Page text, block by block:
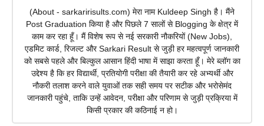
(About - sarkaririsults.com) मेरा नाम Kuldeep Singh है। मैंने
Post Graduation किया है और पिछले 7 सालों से Blogging के क्षेत्र में
काम कर रहा हूँ। मैं विशेष रूप से नई सरकारी नौकरियों (New Jobs),
एडमिट कार्ड, रिजल्ट और Sarkari Result से जुड़ी हर महत्वपूर्ण जानकारी
को सबसे पहले और बिल्कुल आसान हिंदी भाषा में साझा करता हूँ। मेरे ब्लॉग का
उद्देश्य है कि हर विद्यार्थी, प्रतियोगी परीक्षा की तैयारी कर रहे अभ्यर्थी और
नौकरी तलाश करने वाले युवाओं तक सही समय पर सटीक और भरोसेमंद
जानकारी पहुंचे, ताकि उन्हें आवेदन, परीक्षा और परिणाम से जुड़ी प्रक्रिया में
किसी प्रकार की कठिनाई न हो।